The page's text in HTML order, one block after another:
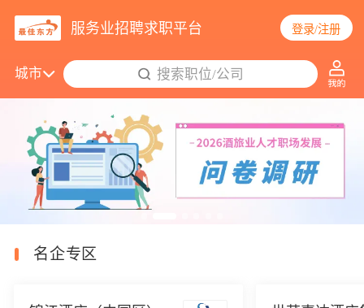
服务业招聘求职平台 登录/注册
城市
搜索职位/公司
14656个职位更新
名企专区